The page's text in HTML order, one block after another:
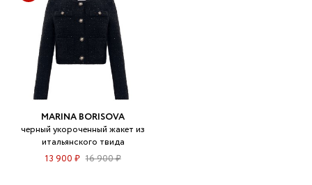
MARINA BORISOVA
черный укороченный жакет из
итальянского твида
13 900 ₽ 16 900 ₽